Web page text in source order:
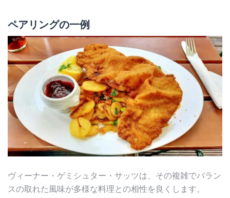
ペアリングの一例
ヴィーナー・ゲミシュター・サッツは、その複雑でバラン
スの取れた風味が多様な料理との相性を良くします。